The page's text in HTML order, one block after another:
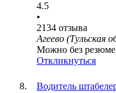
4.5
•
2134 отзыва
Агеево (Тульская
Можно без резюме
Откликнуться
Водитель